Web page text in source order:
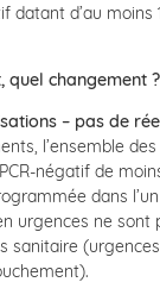
datant d’au moins
quel changement ?
– pas de
l’ensemble
négatif de
dans
urgences ne sont
sanitaire